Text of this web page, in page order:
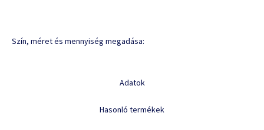
Szín, méret és mennyiség megadása:
Adatok
Hasonló termékek